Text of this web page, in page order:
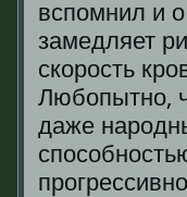
вспомнил и
замедляет
скорость
Любопытно,
даже